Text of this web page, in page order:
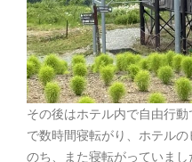
その後はホテル内で自由行
で数時間寝転がり、ホテル
のち、また寝転がっていま